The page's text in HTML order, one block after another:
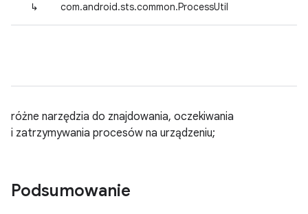
↳ com.android.sts.common.ProcessUtil
różne narzędzia do znajdowania, oczekiwania
i zatrzymywania procesów na urządzeniu;
Podsumowanie